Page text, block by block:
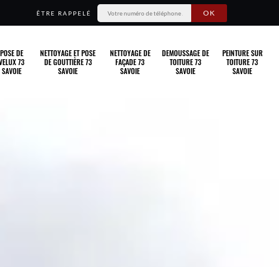
ÊTRE RAPPELÉ
POSE DE
73
SAVOIE
NETTOYAGE ET POSE
DE GOUTTIÈRE 73
SAVOIE
NETTOYAGE DE
FAÇADE 73
SAVOIE
DEMOUSSAGE DE
TOITURE 73
SAVOIE
PEINTURE SUR
TOITURE 73
SAVOIE